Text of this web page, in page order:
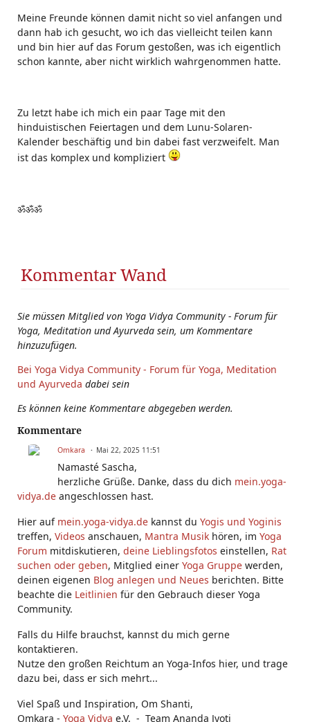
Meine Freunde können damit nicht so viel anfangen und
dann hab ich gesucht, wo ich das vielleicht teilen kann
und bin hier auf das Forum gestoßen, was ich eigentlich
schon kannte, aber nicht wirklich wahrgenommen hatte.
Zu letzt habe ich mich ein paar Tage mit den
hinduistischen Feiertagen und dem Lunu-Solaren-
Kalender beschäftig und bin dabei fast verzweifelt. Man
ist das komplex und kompliziert
ॐॐॐ
Kommentar Wand
Sie müssen Mitglied von Yoga Vidya Community - Forum für
Yoga, Meditation und Ayurveda sein, um Kommentare
hinzuzufügen.
Bei Yoga Vidya Community - Forum für Yoga, Meditation
und Ayurveda dabei sein
Es können keine Kommentare abgegeben werden.
Kommentare
Omkara Mai 22, 2025 11:51
Namasté Sascha,
herzliche Grüße. Danke, dass du dich mein.yoga-
vidya.de angeschlossen hast.
Hier auf mein.yoga-vidya.de kannst du Yogis und Yoginis
treffen, Videos anschauen, Mantra Musik hören, im Yoga
Forum mitdiskutieren, deine Lieblingsfotos einstellen, Rat
suchen oder geben, Mitglied einer Yoga Gruppe werden,
deinen eigenen Blog anlegen und Neues berichten. Bitte
beachte die Leitlinien für den Gebrauch dieser Yoga
Community.
Falls du Hilfe brauchst, kannst du mich gerne
kontaktieren.
Nutze den großen Reichtum an Yoga-Infos hier, und trage
dazu bei, dass er sich mehrt...
Viel Spaß und Inspiration, Om Shanti,
Omkara - Yoga Vidya e.V. - Team Ananda Jyoti